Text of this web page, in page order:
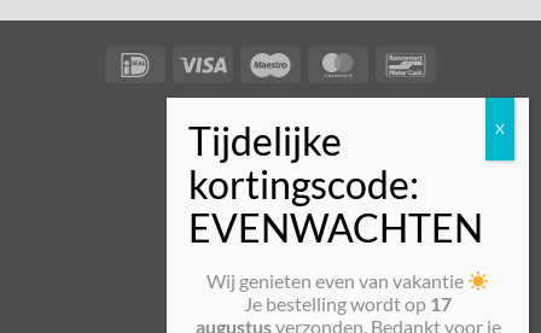
IDeal Visa Maestro MasterCard
Wij genieten even van vakantie
Je bestelling wordt op 17
augustusverzonden. Bedankt voor je